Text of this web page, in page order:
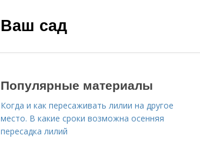
Ваш сад
Популярные материалы
Когда и как пересаживать лилии на другое
место. В какие сроки возможна осенняя
пересадка лилий